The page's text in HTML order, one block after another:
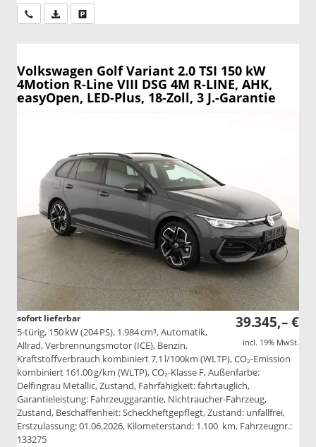
Wir rufen Sie anPDF-Datei, Fahrzeugexposé drucken
Volkswagen Golf Variant 2.0 TSI 150 kW
4Motion R-Line VIII DSG 4M R-LINE, AHK,
easyOpen, LED-Plus, 18-Zoll, 3 J.-Garantie
39.345,– €
incl. 19% MwSt.
sofort lieferbar
5-türig, 150 kW (204 PS), 1.984 cm³, Automatik,
Allrad, Verbrennungsmotor (ICE), Benzin,
Kraftstoffverbrauch kombiniert 7,1 l/100km (WLTP), CO₂-Emission
kombiniert 161.00 g/km (WLTP), CO₂-Klasse F, Außenfarbe:
Delfingrau Metallic, Zustand, Fahrfähigkeit: fahrtauglich,
Garantieleistung: Fahrzeuggarantie, Nichtraucher-Fahrzeug,
Zustand, Beschaffenheit: Scheckheftgepflegt, Zustand: unfallfrei,
Erstzulassung: 01.06.2026, Kilometerstand: 1.100 km, Fahrzeugnr.:
133275